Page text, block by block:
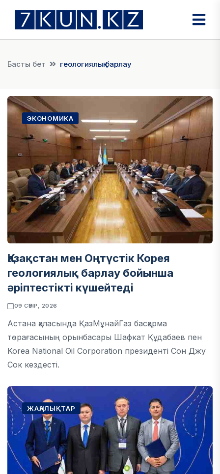
Басты бет геологиялық барлау
ЭКОНОМИКА
Қазақстан мен Оңтүстік Корея
геологиялық барлау бойынша
әріптестікті күшейтеді
09 СӘУІР, 2026
Астана қаласында ҚазМұнайГаз басқарма
төрағасының орынбасары Шафкат Құдабаев пен
Korea National Oil Corporation президенті Сон Джу
Сок кездесті.
ЖАҢАЛЫҚТАР